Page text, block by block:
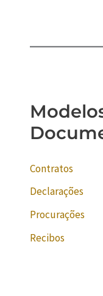
Contratos
Declarações
Procurações
Recibos